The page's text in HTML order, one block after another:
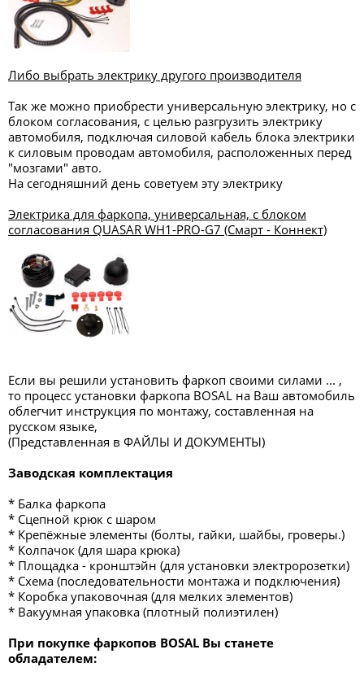
Либо выбрать электрику другого производителя
Так же можно приобрести универсальную электрику, но с
блоком согласования, с целью разгрузить электрику
автомобиля, подключая силовой кабель блока электрики
к силовым проводам автомобиля, расположенных перед
"мозгами" авто.
На сегодняшний день советуем эту электрику
Электрика для фаркопа, универсальная, с блоком
согласования QUASAR WH1-PRO-G7 (Смарт - Коннект)
Если вы решили установить фаркоп своими силами ... ,
то процесс установки фаркопа BOSAL на Ваш автомобиль
облегчит инструкция по монтажу, составленная на
русском языке,
(Представленная в ФАЙЛЫ И ДОКУМЕНТЫ)
Заводская комплектация
* Балка фаркопа
* Сцепной крюк с шаром
* Крепёжные элементы (болты, гайки, шайбы, гроверы.)
* Колпачок (для шара крюка)
* Площадка - кронштэйн (для установки электророзетки)
* Схема (последовательности монтажа и подключения)
* Коробка упаковочная (для мелких элементов)
* Вакуумная упаковка (плотный полиэтилен)
При покупке фаркопов BOSAL Вы станете
обладателем: